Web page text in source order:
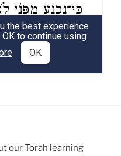
our Torah learning